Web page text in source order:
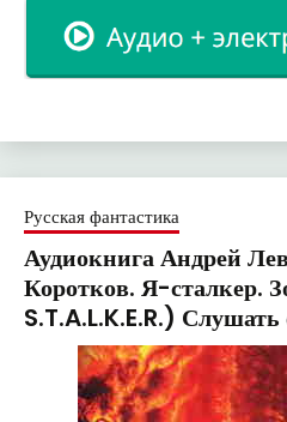
Русская фантастика
Аудиокнига Андрей
Коротков. Я-сталкер.
S.T.A.L.K.E.R.)